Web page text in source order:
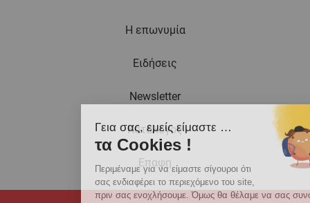
Η επωνυμία
Ειδήσεις
Newsletter
Κατάλογος
Eπαφη
Γεια σας, εμείς είμαστε …
τα Cookies !
Περιμέναμε για να είμαστε σίγουροι ότι
σας ενδιαφέρει το περιεχόμενο του site,
πριν σας ενοχλήσουμε. Όμως θα θέλαμε να σας συνοδεύσουμε